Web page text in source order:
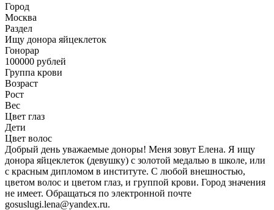
Город
Москва
Раздел
Ищу донора яйцеклеток
Гонoрар
100000 рублей
Группа крови
Возраст
Рост
Вес
Цвет глаз
Дети
Цвет волос
Добрый день уважаемые доноры! Меня зовут Елена. Я ищу
донора яйцеклеток (девушку) с золотой медалью в школе, или
с красным дипломом в институте. С любой внешностью,
цветом волос и цветом глаз, и группой крови. Город значения
не имеет. Обращаться по электронной почте
gosuslugi.lena@yandex.ru.